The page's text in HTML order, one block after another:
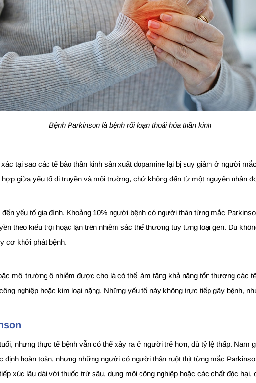
Bệnh Parkinson là bệnh rối loạn thoái hóa thần kinh
tại sao các tế bào thần kinh sản xuất dopamine lại bị suy giảm ở người
giữa yếu tố di truyền và môi trường, chứ không đến từ một nguyên nhân
yếu tố gia đình. Khoảng 10% người bệnh có người thân từng mắc
theo kiểu trội hoặc lặn trên nhiễm sắc thể thường tùy từng loại gen. Dù
cơ khởi phát bệnh.
môi trường ô nhiễm được cho là có thể làm tăng khả năng tổn thương các
nghiệp hoặc kim loại nặng. Những yếu tố này không trực tiếp gây bệnh,
nhưng thực tế bệnh vẫn có thể xảy ra ở người trẻ hơn, dù tỷ lệ thấp.
định hoàn toàn, nhưng những người có người thân ruột thịt từng mắc
xúc lâu dài với thuốc trừ sâu, dung môi công nghiệp hoặc các chất độc